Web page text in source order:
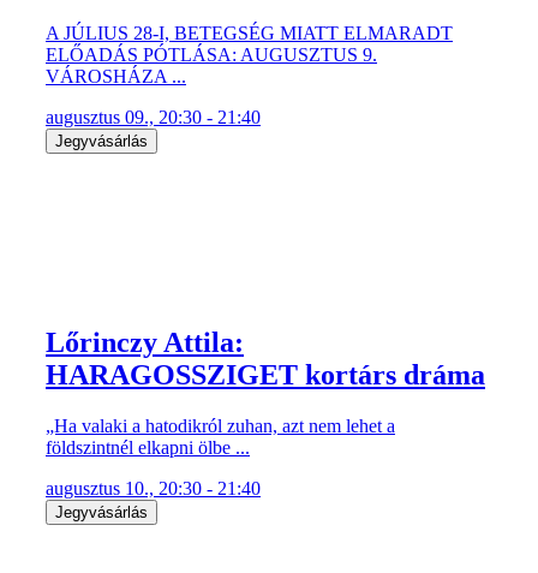
A JÚLIUS 28-I, BETEGSÉG MIATT ELMARADT
ELŐADÁS PÓTLÁSA: AUGUSZTUS 9.
VÁROSHÁZA ...
augusztus 09., 20:30 - 21:40
Jegyvásárlás
Lőrinczy Attila:
HARAGOSSZIGET kortárs dráma
„Ha valaki a hatodikról zuhan, azt nem lehet a
földszintnél elkapni ölbe ...
augusztus 10., 20:30 - 21:40
Jegyvásárlás